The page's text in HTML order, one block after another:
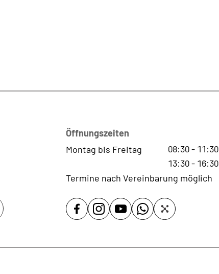
Öffnungszeiten
Montag bis Freitag
08:30- 11:30
13:30- 16:30
Termine nach Vereinbarung möglich